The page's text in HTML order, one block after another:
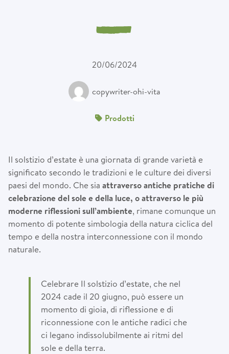
20/06/2024
copywriter-ohi-vita
Prodotti
Il solstizio d’estate è una giornata di grande varietà e
significato secondo le tradizioni e le culture dei diversi
paesi del mondo. Che sia attraverso antiche pratiche di
celebrazione del sole e della luce, o attraverso le più
moderne riflessioni sull’ambiente, rimane comunque un
momento di potente simbologia della natura ciclica del
tempo e della nostra interconnessione con il mondo
naturale.
Celebrare Il solstizio d’estate, che nel
2024 cade il 20 giugno, può essere un
momento di gioia, di riflessione e di
riconnessione con le antiche radici che
ci legano indissolubilmente ai ritmi del
sole e della terra.